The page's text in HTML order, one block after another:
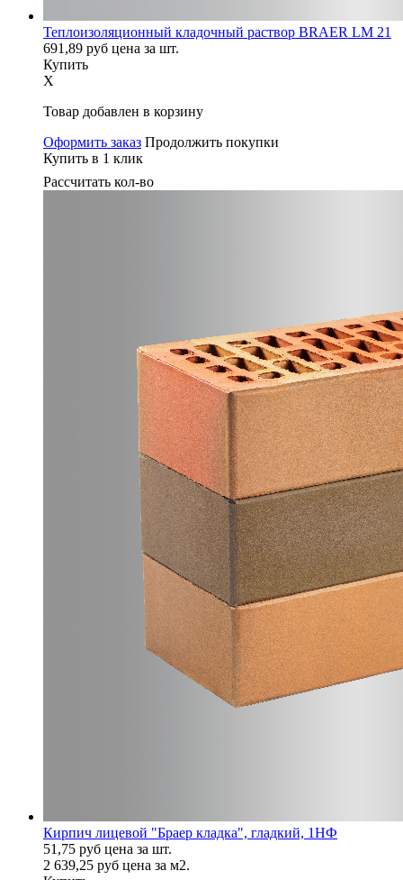
Теплоизоляционный кладочный раствор BRAER LM 21
691,89 руб цена за шт.
Купить
X
Товар добавлен в корзину
Оформить заказ Продолжить покупки
Купить в 1 клик
Рассчитать кол-во
Кирпич лицевой "Браер кладка", гладкий, 1НФ
51,75 руб цена за шт.
2 639,25 руб цена за м2.